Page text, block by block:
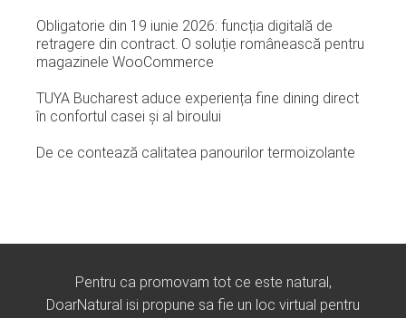
Obligatorie din 19 iunie 2026: funcția digitală de
retragere din contract. O soluție românească pentru
magazinele WooCommerce
TUYA Bucharest aduce experiența fine dining direct
în confortul casei și al biroului
De ce contează calitatea panourilor termoizolante
Pentru ca promovam tot ce este natural,
DoarNatural isi propune sa fie un loc virtual pentru